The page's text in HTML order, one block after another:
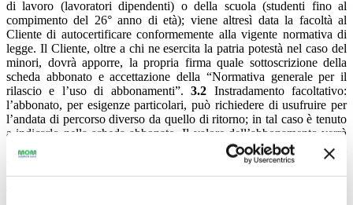
di lavoro (lavoratori dipendenti) o della scuola (studenti fino al
compimento del 26° anno di età); viene altresì data la facoltà al
Cliente di autocertificare conformemente alla vigente normativa di
legge. Il Cliente, oltre a chi ne esercita la patria potestà nel caso del
minori, dovrà apporre, la propria firma quale sottoscrizione della
scheda abbonato e accettazione della “Normativa generale per il
rilascio e l’uso di abbonamenti”. 3.2 Instradamento facoltativo:
l’abbonato, per esigenze particolari, può richiedere di usufruire per
l’andata di percorso diverso da quello di ritorno; in tal caso è tenuto
a indicarlo nella scheda abbonato. Il valore dell’abbonamento verrà
calcolato tenendo conto della somma dei percorsi effettuati derivanti
dalle tabelle polimetriche delle linee in concessione.